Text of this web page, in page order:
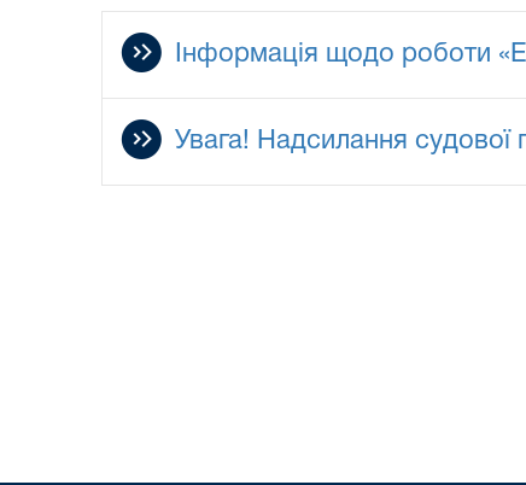
Інформація щодо роботи
Увага! Надсилання судової